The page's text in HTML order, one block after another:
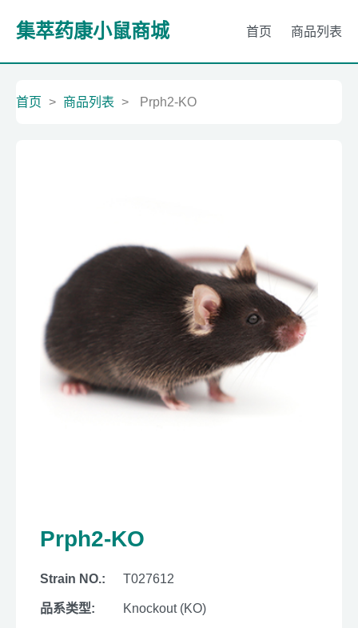
集萃药康小鼠商城 首页 商品列表
首页 > 商品列表 > Prph2-KO
Prph2-KO
Strain NO.: T027612
品系类型: Knockout (KO)